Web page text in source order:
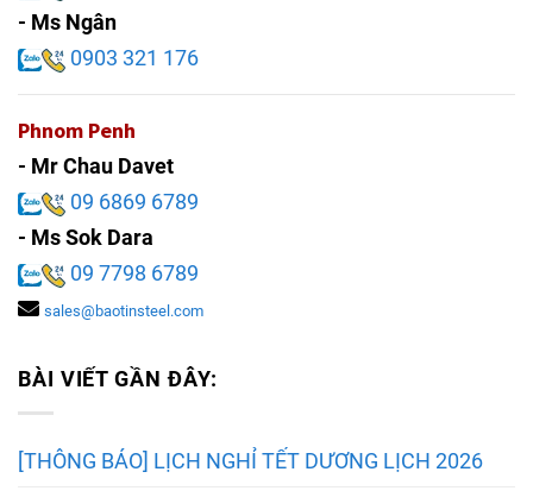
- Ms Ngân
0903 321 176
Phnom Penh
- Mr Chau Davet
09 6869 6789
- Ms Sok Dara
09 7798 6789
sales@baotinsteel.com
BÀI VIẾT GẦN ĐÂY:
[THÔNG BÁO] LỊCH NGHỈ TẾT DƯƠNG LỊCH 2026